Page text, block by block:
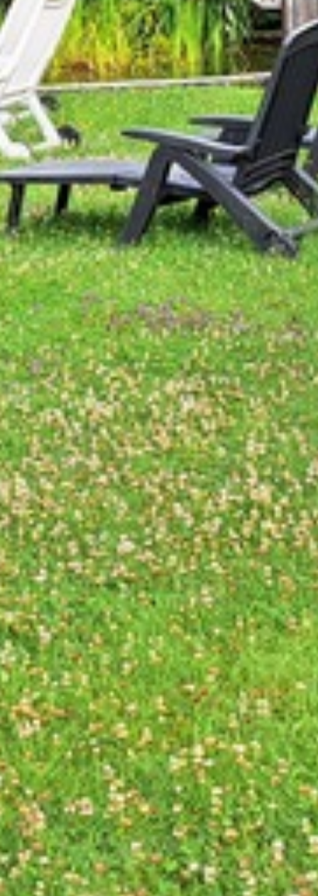
Wandern
Radfahren
Vielfältige Aktivitäten
WELLNESS
Kneipp
Wellness Anwendungen
Gesundheits- und Aktivprogramm
ANGEBOTE
Urlaubsangebote
Weihnachten & Silvester
Seminare
Urlaub mit Hund
KONTAKT & ANREISE